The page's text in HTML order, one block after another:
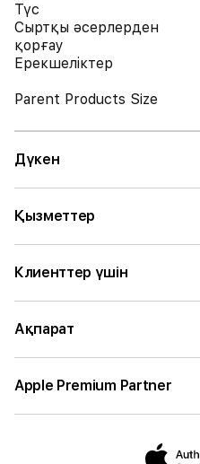
Түс
Сыртқы әсерлерден
қорғау
Ерекшеліктер
Parent Products Size
Дүкен
Қызметтер
Клиенттер үшін
Ақпарат
Apple Premium Partner